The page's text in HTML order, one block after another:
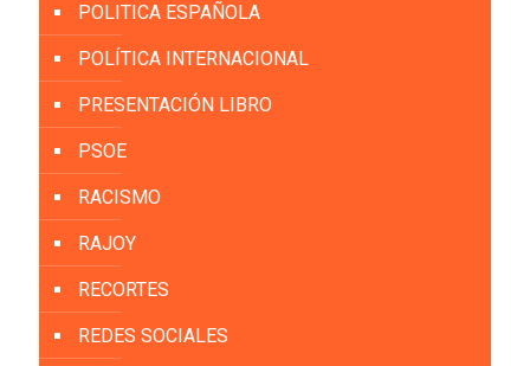
POLITICA ESPAÑOLA
POLÍTICA INTERNACIONAL
PRESENTACIÓN LIBRO
PSOE
RACISMO
RAJOY
RECORTES
REDES SOCIALES